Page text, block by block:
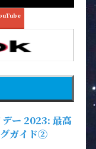
デー 2023: 最高
ガイド②